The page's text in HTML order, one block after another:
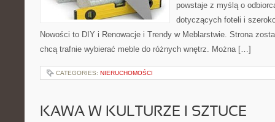
powstaje z myślą o
dotyczących foteli i
Nowości to DIY i Renowacje i Trendy w Meblarstwie. Strona
chcą trafnie wybierać meble do różnych wnętrz. Można […]
CATEGORIES: NIERUCHOMOŚCI
KAWA W KULTURZE I SZTUCE